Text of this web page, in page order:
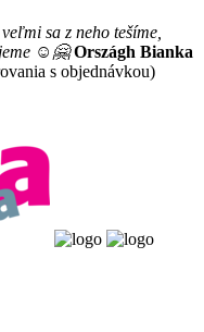
sa z neho tešíme,
☺️🤗 Országh Bianka
s objednávkou)